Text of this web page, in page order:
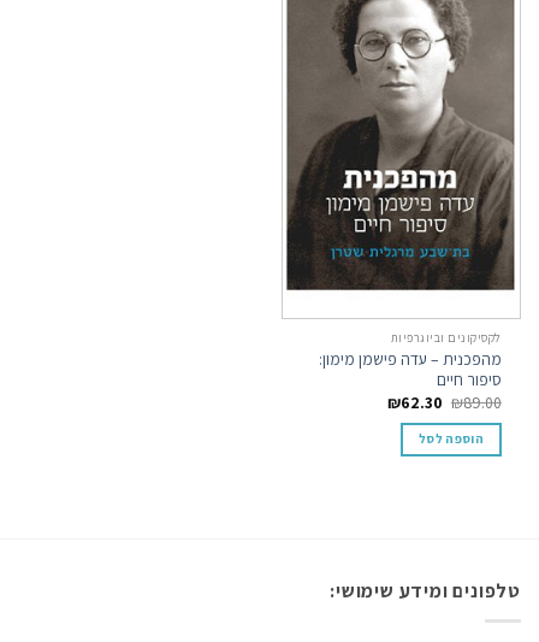
לקסיקונים וביוגרפיות
מהפכנית – עדה פישמן מימון:
סיפור חיים
₪89.00
₪62.30
הוספה לסל
טלפונים ומידע שימושי: